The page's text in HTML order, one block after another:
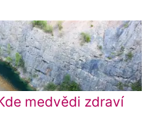
medvědi zdraví